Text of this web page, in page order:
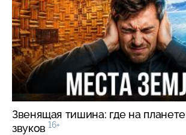
Звенящая тишина: где на
звуков 16+